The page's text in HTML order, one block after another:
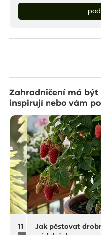
Zahradničení má být
inspirují nebo vám
11 na rostliny do sucha
Jak pěstovat